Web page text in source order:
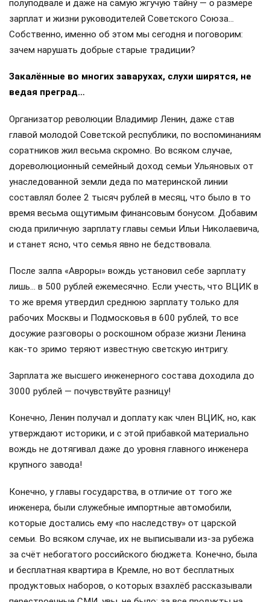
полуподвале и даже на самую жгучую тайну — о размере
зарплат и жизни руководителей Советского Союза…
Собственно, именно об этом мы сегодня и поговорим:
зачем нарушать добрые старые традиции?
Закалённые во многих заварухах, слухи ширятся, не
ведая преград…
Организатор революции Владимир Ленин, даже став
главой молодой Советской республики, по воспоминаниям
соратников жил весьма скромно. Во всяком случае,
дореволюционный семейный доход семьи Ульяновых от
унаследованной земли деда по материнской линии
составлял более 2 тысяч рублей в месяц, что было в то
время весьма ощутимым финансовым бонусом. Добавим
сюда приличную зарплату главы семьи Ильи Николаевича,
и станет ясно, что семья явно не бедствовала.
После залпа «Авроры» вождь установил себе зарплату
лишь… в 500 рублей ежемесячно. Если учесть, что ВЦИК в
то же время утвердил среднюю зарплату только для
рабочих Москвы и Подмосковья в 600 рублей, то все
досужие разговоры о роскошном образе жизни Ленина
как-то зримо теряют известную светскую интригу.
Зарплата же высшего инженерного состава доходила до
3000 рублей — почувствуйте разницу!
Конечно, Ленин получал и доплату как член ВЦИК, но, как
утверждают историки, и с этой прибавкой материально
вождь не дотягивал даже до уровня главного инженера
крупного завода!
Конечно, у главы государства, в отличие от того же
инженера, были служебные импортные автомобили,
которые достались ему «по наследству» от царской
семьи. Во всяком случае, их не выписывали из-за рубежа
за счёт небогатого российского бюджета. Конечно, была
и бесплатная квартира в Кремле, но вот бесплатных
продуктовых наборов, о которых взахлёб рассказывали